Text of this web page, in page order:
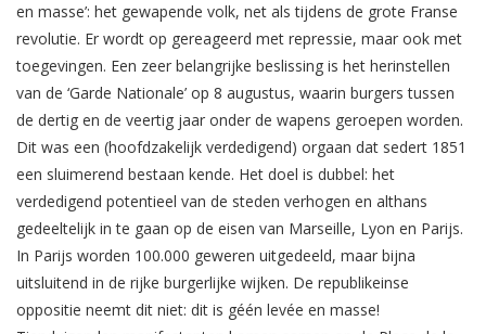
en masse’: het gewapende volk, net als tijdens de grote Franse
revolutie. Er wordt op gereageerd met repressie, maar ook met
toegevingen. Een zeer belangrijke beslissing is het herinstellen
van de ‘Garde Nationale’ op 8 augustus, waarin burgers tussen
de dertig en de veertig jaar onder de wapens geroepen worden.
Dit was een (hoofdzakelijk verdedigend) orgaan dat sedert 1851
een sluimerend bestaan kende. Het doel is dubbel: het
verdedigend potentieel van de steden verhogen en althans
gedeeltelijk in te gaan op de eisen van Marseille, Lyon en Parijs.
In Parijs worden 100.000 geweren uitgedeeld, maar bijna
uitsluitend in de rijke burgerlijke wijken. De republikeinse
oppositie neemt dit niet: dit is géén levée en masse!